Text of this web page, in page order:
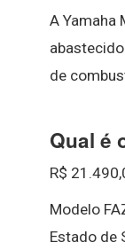
A Yamaha
de
Qual é
R$
Modelo
Estado de